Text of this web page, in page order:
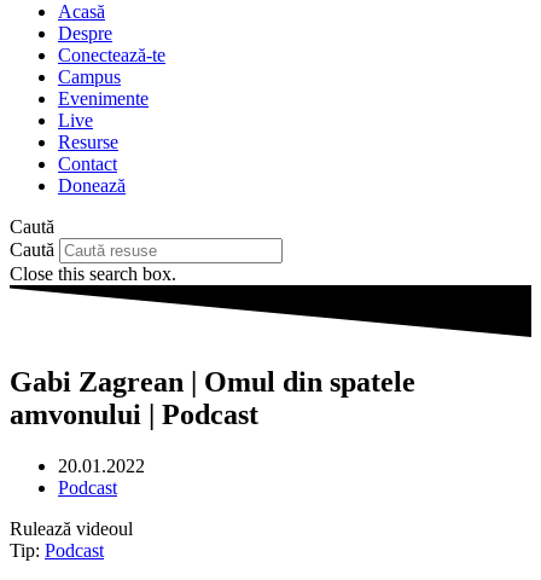
Acasă
Despre
Conectează-te
Campus
Evenimente
Live
Resurse
Contact
Donează
Caută
Caută
Close this search box.
Gabi Zagrean | Omul din spatele
amvonului | Podcast
20.01.2022
Podcast
Rulează videoul
Tip: Podcast